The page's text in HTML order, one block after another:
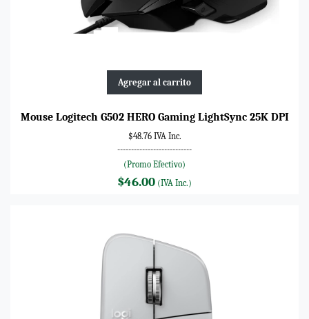
Agregar al carrito
Mouse Logitech G502 HERO Gaming LightSync 25K DPI
$48.76 IVA Inc.
---------------------------
(Promo Efectivo)
$46.00 (IVA Inc.)